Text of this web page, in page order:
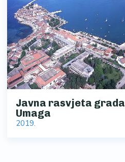
Javna rasvjeta grada
Umaga
2019.